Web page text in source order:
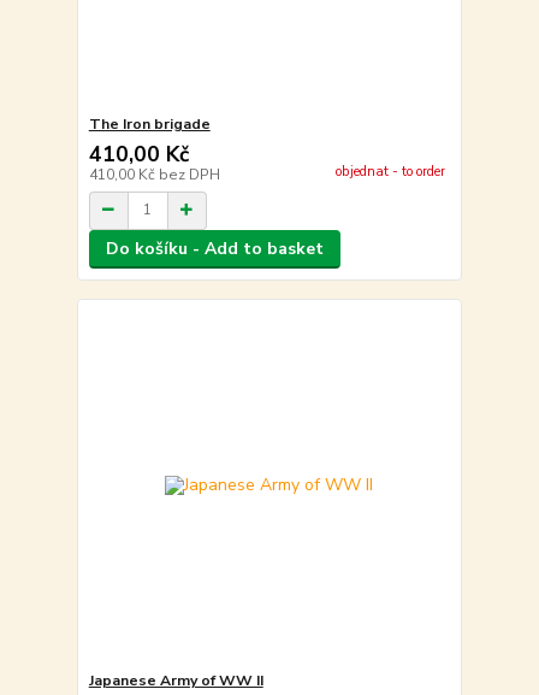
The Iron brigade
410,00 Kč
410,00 Kč bez DPH objednat - to order
Do košíku - Add to basket
Japanese Army of WW II